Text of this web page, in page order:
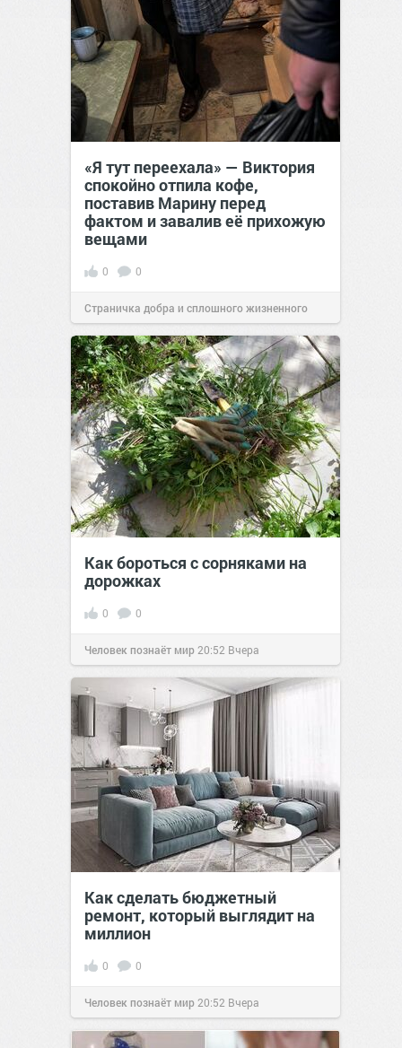
«Я тут переехала» — Виктория
спокойно отпила кофе,
поставив Марину перед
фактом и завалив её прихожую
вещами
0 0
Страничка добра и сплошного жизненного
позитива!19:38Вчера
Как бороться с сорняками на
дорожках
0 0
Человек познаёт мир 20:52 Вчера
Как сделать бюджетный
ремонт, который выглядит на
миллион
0 0
Человек познаёт мир 20:52 Вчера